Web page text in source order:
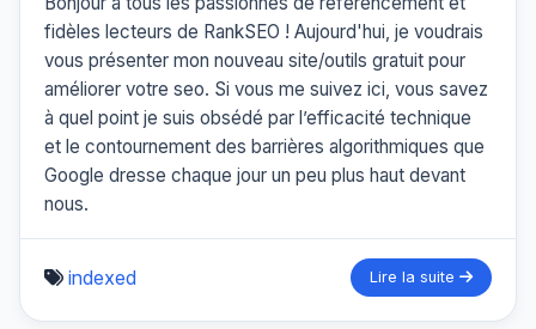
fidèles lecteurs de RankSEO ! Aujourd'hui, je voudrais
vous présenter mon nouveau site/outils gratuit pour
améliorer votre seo. Si vous me suivez ici, vous savez
à quel point je suis obsédé par l’efficacité technique
et le contournement des barrières algorithmiques que
Google dresse chaque jour un peu plus haut devant
nous.
indexed Lire la suite